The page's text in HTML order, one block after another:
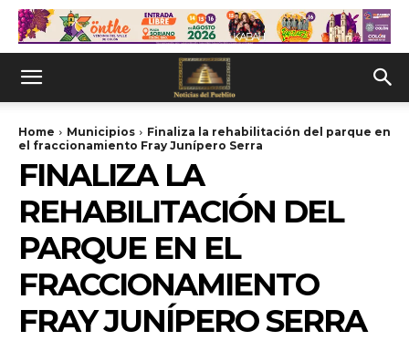
Home Municipios
Finaliza la rehabilitación del parque en
el fraccionamiento Fray Junípero Serra
FINALIZA LA
REHABILITACIÓN DEL
PARQUE EN EL
FRACCIONAMIENTO
FRAY JUNÍPERO SERRA